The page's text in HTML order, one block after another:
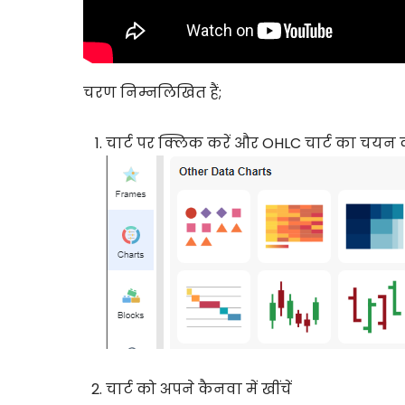
चरण निम्नलिखित हैं;
चार्ट पर क्लिक करें और OHLC चार्ट का चयन
चार्ट को अपने कैनवा में खींचें